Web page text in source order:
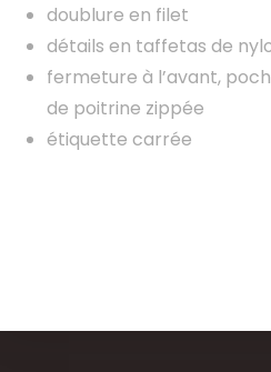
doublure en filet
détails en taffetas de
fermeture à l’avant,
de poitrine zippée
étiquette carrée